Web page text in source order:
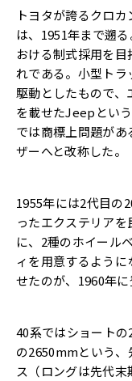
トヨタが誇るクロ
は、1951年まで遡
おける制式採用を
れである。小型ト
駆動としたもので、
を載せたJeepとい
では商標上問題が
ザーへと改称した。
1955年には2代目の
ったエクステリア
に、2種のホイール
ィを用意するよう
せたのが、1960年
40系ではショート
の2650mmという、
ス（ロングは先代